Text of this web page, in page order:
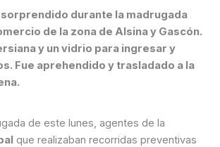
durante la madrugada
de la zona de Alsina y Gascón.
y un vidrio para ingresar y
Fue aprehendido y trasladado a la
de este lunes, agentes de la
que realizaban recorridas preventivas